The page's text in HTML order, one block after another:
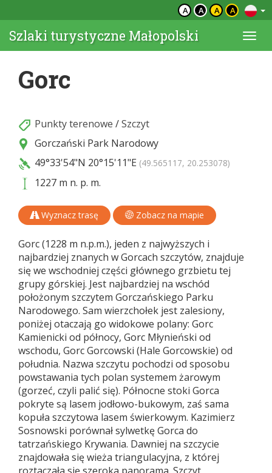
A A A A
Szlaki turystyczne Małopolski
Gorc
Punkty terenowe /Szczyt
Gorczański Park Narodowy
49°33'54"N 20°15'11"E (49.565117, 20.253078)
1227 m n. p. m.
Wyznacz trasę Zobacz na mapie
Gorc (1228 m n.p.m.), jeden z najwyższych i
najbardziej znanych w Gorcach szczytów, znajduje
się we wschodniej części głównego grzbietu tej
grupy górskiej. Jest najbardziej na wschód
położonym szczytem Gorczańskiego Parku
Narodowego. Sam wierzchołek jest zalesiony,
poniżej otaczają go widokowe polany: Gorc
Kamienicki od północy, Gorc Młynieński od
wschodu, Gorc Gorcowski (Hale Gorcowskie) od
południa. Nazwa szczytu pochodzi od sposobu
powstawania tych polan systemem żarowym
(gorzeć, czyli palić się). Północne stoki Gorca
pokryte są lasem jodłowo-bukowym, zaś sama
kopuła szczytowa lasem świerkowym. Kazimierz
Sosnowski porównał sylwetkę Gorca do
tatrzańskiego Krywania. Dawniej na szczycie
znajdowała się wieża triangulacyjna, z której